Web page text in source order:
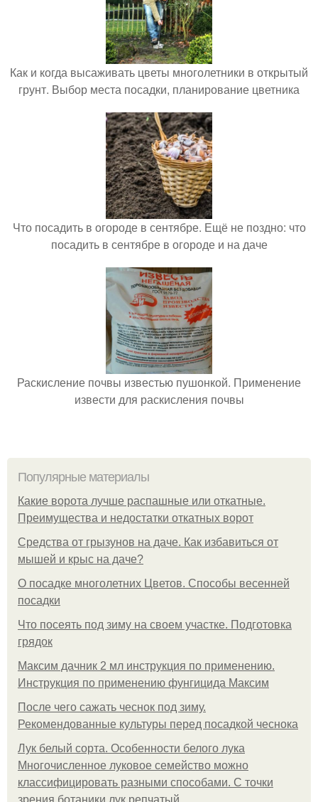
Как и когда высаживать цветы многолетники в открытый
грунт. Выбор места посадки, планирование цветника
Что посадить в огороде в сентябре. Ещё не поздно: что
посадить в сентябре в огороде и на даче
Раскисление почвы известью пушонкой. Применение
извести для раскисления почвы
Популярные материалы
Какие ворота лучше распашные или откатные.
Преимущества и недостатки откатных ворот
Средства от грызунов на даче. Как избавиться от
мышей и крыс на даче?
О посадке многолетних Цветов. Способы весенней
посадки
Что посеять под зиму на своем участке. Подготовка
грядок
Максим дачник 2 мл инструкция по применению.
Инструкция по применению фунгицида Максим
После чего сажать чеснок под зиму.
Рекомендованные культуры перед посадкой чеснока
Лук белый сорта. Особенности белого лука
Многочисленное луковое семейство можно
классифицировать разными способами. С точки
зрения ботаники лук репчатый